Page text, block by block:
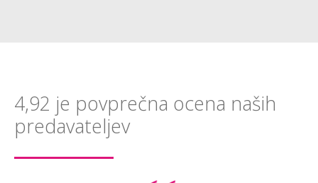
4,92 je povprečna ocena naših
predavateljev